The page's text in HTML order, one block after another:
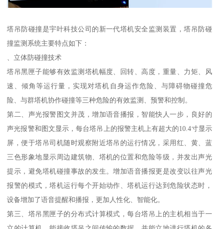
塔吊防碰撞是宇叶科技公司的新一代塔机安全监测装置，塔吊防碰
撞监测系统主要特点如下：
、立体防碰撞技术
塔吊黑匣子能够有效监测塔机幅度、回转、高度，重量、力矩、风
速、倾角等运行量，实现对塔机自身运作危险、与障碍物碰撞危
险、与群塔机协作碰撞等三种危险的有效监测、预警和控制。
第二、声光报警图文并茂，增加语音播报，智能快人一步，良好的
声光报警和图文显示，每台塔吊上的报警主机上有超大的10.4寸显示
屏，便于塔吊司机随时观察附近塔吊的运行情况，采用红、黄、蓝
三色形象地显示周边建筑物、塔机的位置和危险等级，并发出声光
提示，避免塔机碰撞事故的发生。增加语音播报更是改变以往声光
报警的模式，塔机运行每个开始动作、塔机运行达到危险状态时，
设备增加了语音提醒和播报，更加人性化、智能化。
第三、塔吊黑匣子的分布式计算模式，每台塔吊上的主机相当于一